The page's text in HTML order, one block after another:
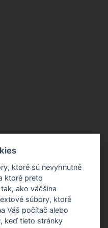
dolina 480/6, 821 08
jednotliví autori.
ktoré sú nevyhnutné
ktoré preto
ako väčšina
súbory, ktoré
Váš počítač alebo
keď tieto stránky